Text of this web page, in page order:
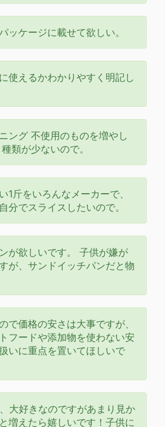
ッケージに載せて欲しい。
使えるかわかりやすく明記し
ング 不使用のものを増やし
類が少ないので。
1斤をいろんなメーカーで、
分でスライスしたいので。
が欲しいです。 子供が嫌が
が、サンドイッチパンだと物
で価格の安さは大事ですが、
フードや添加物を使わない安
いに重点を置いてほしいで
大好きなのですがあまり見か
増えたら嬉しいです！子供に